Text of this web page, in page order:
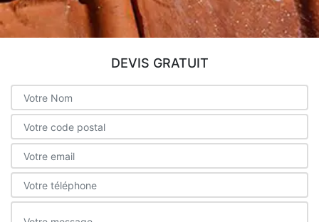
DEVIS GRATUIT